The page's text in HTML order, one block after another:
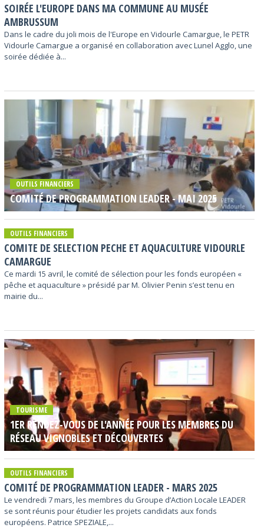
SOIRÉE L'EUROPE DANS MA COMMUNE AU MUSÉE
AMBRUSSUM
Dans le cadre du joli mois de l'Europe en Vidourle Camargue, le PETR
Vidourle Camargue a organisé en collaboration avec Lunel Agglo, une
soirée dédiée à...
OUTILS FINANCIERS
COMITÉ DE PROGRAMMATION LEADER - MAI 2025
OUTILS FINANCIERS
COMITE DE SELECTION PECHE ET AQUACULTURE VIDOURLE
CAMARGUE
Ce mardi 15 avril, le comité de sélection pour les fonds européen «
pêche et aquaculture » présidé par M. Olivier Penin s’est tenu en
mairie du...
TOURISME
1ER RENDEZ-VOUS DE L'ANNÉE POUR LES MEMBRES DU
RÉSEAU VIGNOBLES ET DÉCOUVERTES
OUTILS FINANCIERS
COMITÉ DE PROGRAMMATION LEADER - MARS 2025
Le vendredi 7 mars, les membres du Groupe d’Action Locale LEADER
se sont réunis pour étudier les projets candidats aux fonds
européens. Patrice SPEZIALE,...